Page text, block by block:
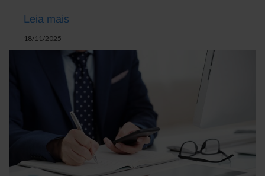
Leia mais
18/11/2025